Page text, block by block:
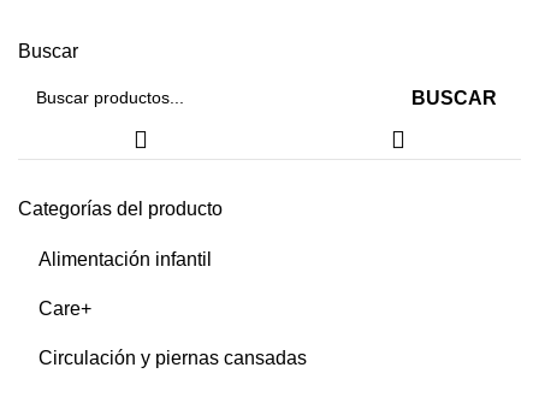
Buscar
BUSCAR
Categorías del producto
Alimentación infantil
Care+
Circulación y piernas cansadas